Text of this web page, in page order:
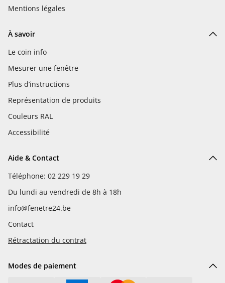
Mentions légales
À savoir
Le coin info
Mesurer une fenêtre
Plus d’instructions
Représentation de produits
Couleurs RAL
Accessibilité
Aide & Contact
Téléphone: 02 229 19 29
Du lundi au vendredi de 8h à 18h
info@fenetre24.be
Contact
Rétractation du contrat
Modes de paiement